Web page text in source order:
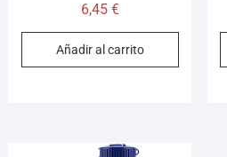
6,45 €
Añadir al carrito